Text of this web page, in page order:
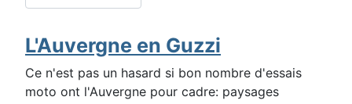
L'Auvergne en Guzzi
Ce n'est pas un hasard si bon nombre d'essais
moto ont l'Auvergne pour cadre: paysages